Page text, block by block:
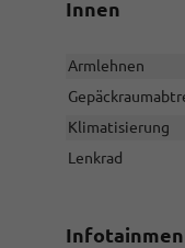
Innen
Armlehnen
Klimatisierung
Lenkrad